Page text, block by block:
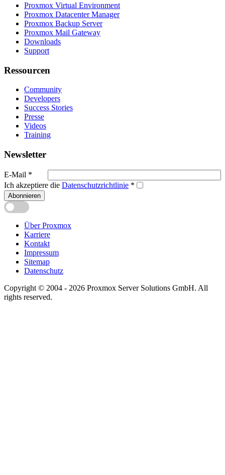
Proxmox Virtual Environment
Proxmox Datacenter Manager
Proxmox Backup Server
Proxmox Mail Gateway
Downloads
Support
Ressourcen
Community
Developers
Success Stories
Presse
Videos
Training
Newsletter
E-Mail *
Ich akzeptiere die Datenschutzrichtlinie *
Abonnieren
Über Proxmox
Karriere
Kontakt
Impressum
Sitemap
Datenschutz
Copyright © 2004 - 2026 Proxmox Server Solutions GmbH. All
rights reserved.